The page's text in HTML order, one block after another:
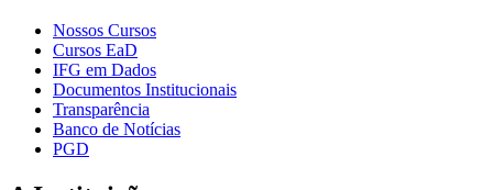
Nossos Cursos
Cursos EaD
IFG em Dados
Documentos Institucionais
Transparência
Banco de Notícias
PGD